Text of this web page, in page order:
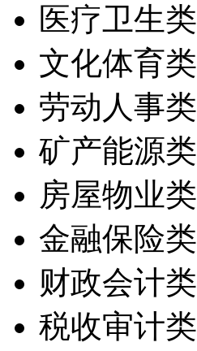
医疗卫生类
文化体育类
劳动人事类
矿产能源类
房屋物业类
金融保险类
财政会计类
税收审计类